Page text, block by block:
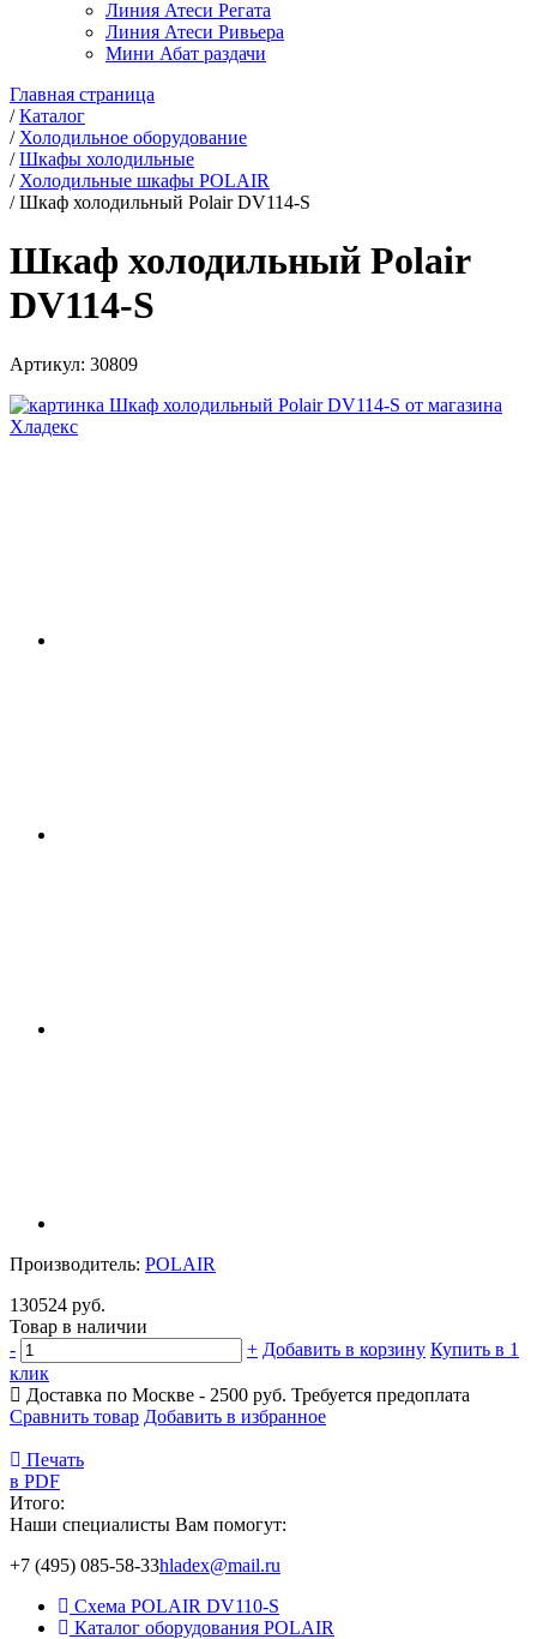
Линия Атеси Регата
Линия Атеси Ривьера
Мини Абат раздачи
Главная страница
/Каталог
/ Холодильное оборудование
/Шкафы холодильные
/ Холодильные шкафы POLAIR
/Шкаф холодильный Polair DV114-S
Шкаф холодильный Polair
DV114-S
Артикул: 30809
Производитель: POLAIR
130524 руб.
Товар в наличии
-
+ Добавить в корзину Купить в 1
клик
Доставка по Москве - 2500 руб. Требуется предоплата
Сравнить товар Добавить в избранное
Печать
в PDF
Итого:
Наши специалисты Вам помогут:
+7 (495) 085-58-33hladex@mail.ru
Схема POLAIR DV110-S
Каталог оборудования POLAIR